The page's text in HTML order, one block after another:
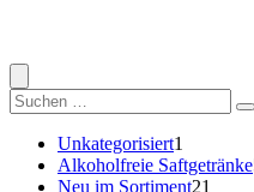
Suche
nach:
Unkategorisiert1
Produkt
Alkoholfreie Saftgetränke
Neu im Sortiment21